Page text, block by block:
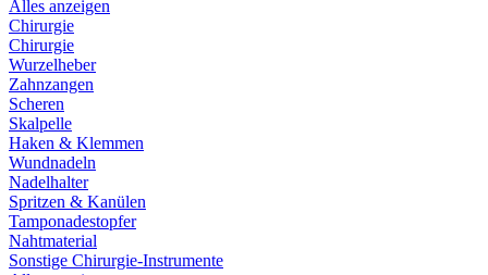
Alles anzeigen
Chirurgie
Chirurgie
Wurzelheber
Zahnzangen
Scheren
Skalpelle
Haken & Klemmen
Wundnadeln
Nadelhalter
Spritzen & Kanülen
Tamponadestopfer
Nahtmaterial
Sonstige Chirurgie-Instrumente